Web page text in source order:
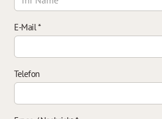
E-Mail*
Telefon